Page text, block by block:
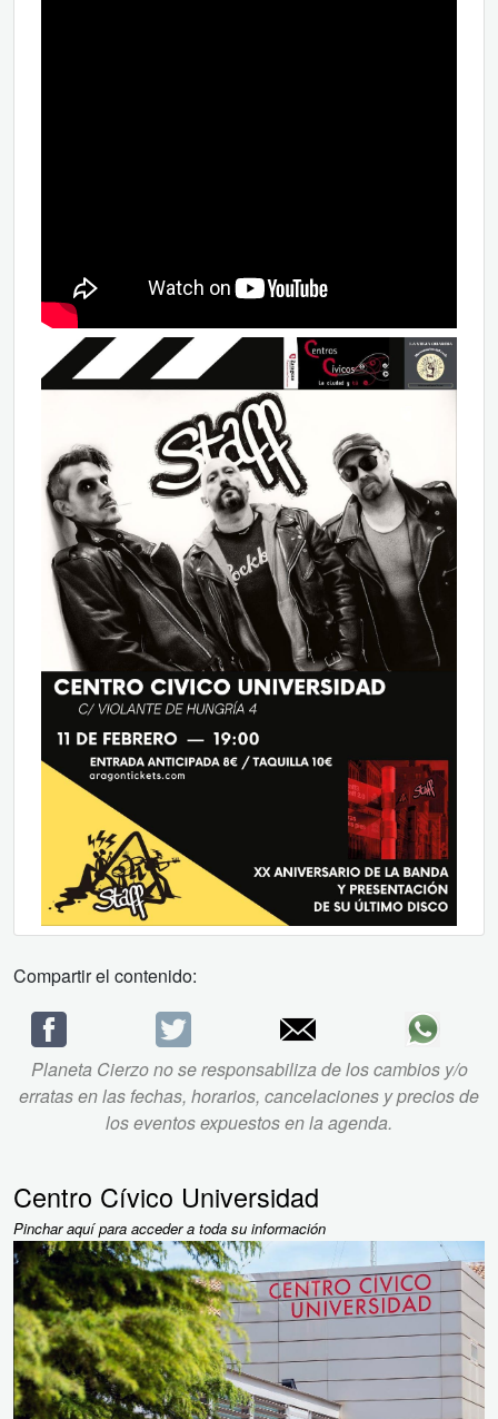
Compartir el contenido:
Planeta Cierzo no se responsabiliza de los cambios y/o
erratas en las fechas, horarios, cancelaciones y precios de
los eventos expuestos en la agenda.
Centro Cívico Universidad
Pinchar aquí para acceder a toda su información